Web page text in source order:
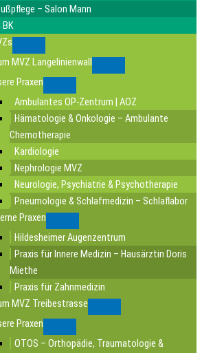
– Salon Mann
BK
MVZ Langelinienwall
Praxen
Ambulantes OP-Zentrum | AOZ
Hämatologie & Onkologie – Ambulante
Chemotherapie
Kardiologie
Nephrologie MVZ
Neurologie, Psychiatrie & Psychotherapie
Pneumologie & Schlafmedizin – Schlaflabor
Praxen
Hildesheimer Augenzentrum
Praxis für Innere Medizin – Hausärztin Doris
Miethe
Praxis für Zahnmedizin
MVZ Treibestrasse
Praxen
OTOS – Orthopädie, Traumatologie &